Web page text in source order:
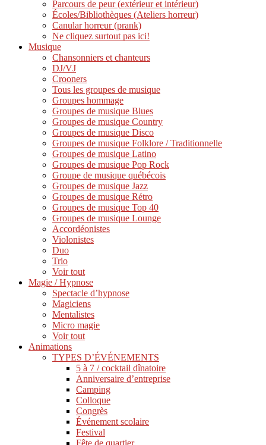
Parcours de peur (extérieur et intérieur)
Écoles/Bibliothèques (Ateliers horreur)
Canular horreur (prank)
Ne cliquez surtout pas ici!
Musique
Chansonniers et chanteurs
DJ/VJ
Crooners
Tous les groupes de musique
Groupes hommage
Groupes de musique Blues
Groupes de musique Country
Groupes de musique Disco
Groupes de musique Folklore / Traditionnelle
Groupes de musique Latino
Groupes de musique Pop Rock
Groupe de musique québécois
Groupes de musique Jazz
Groupes de musique Rétro
Groupes de musique Top 40
Groupes de musique Lounge
Accordéonistes
Violonistes
Duo
Trio
Voir tout
Magie / Hypnose
Spectacle d’hypnose
Magiciens
Mentalistes
Micro magie
Voir tout
Animations
TYPES D’ÉVÉNEMENTS
5 à 7 / cocktail dînatoire
Anniversaire d’entreprise
Camping
Colloque
Congrès
Événement scolaire
Festival
Fête de quartier